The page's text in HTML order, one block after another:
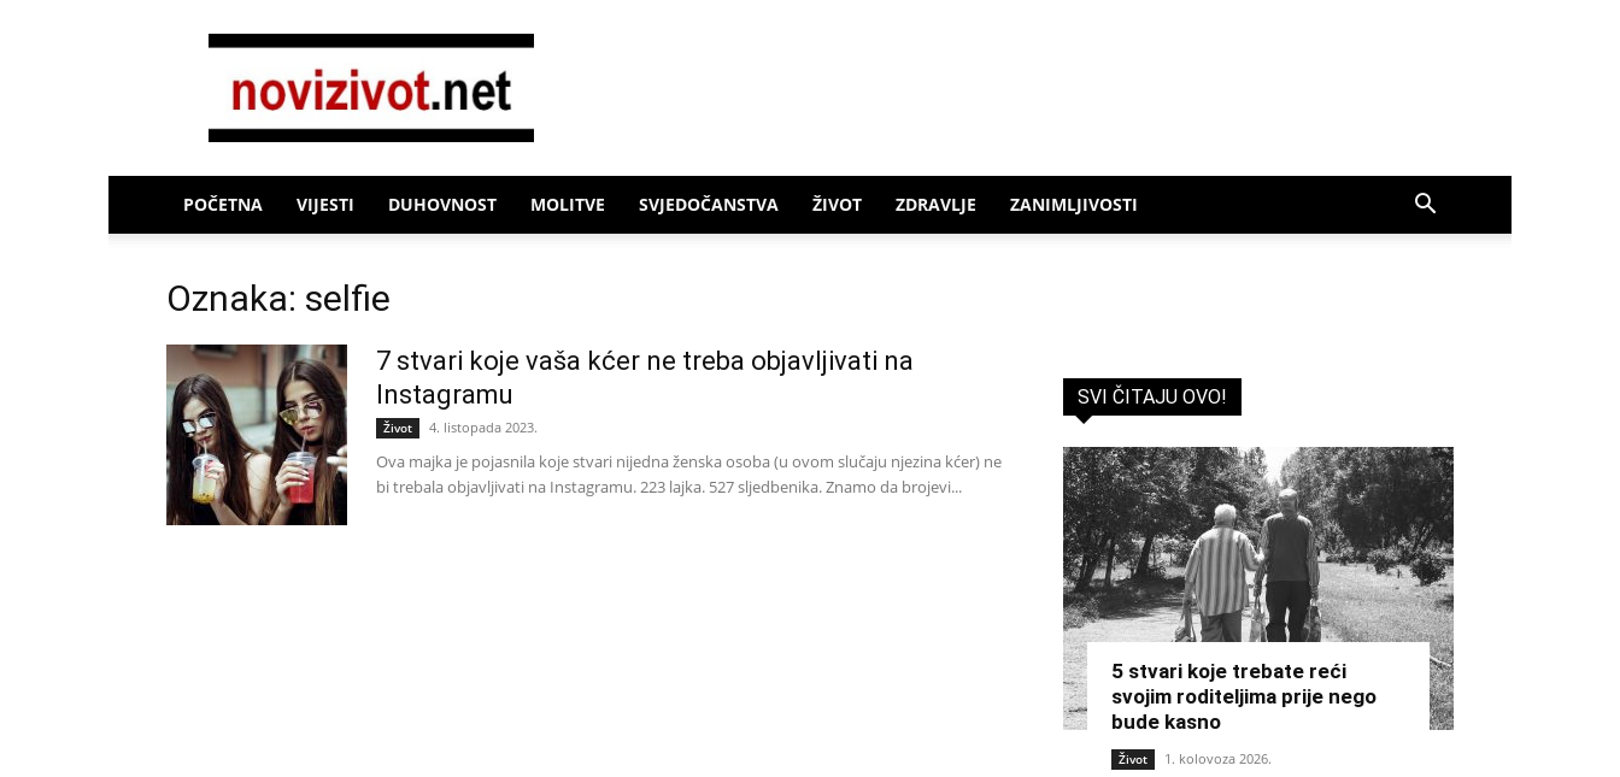
Novi
POČETNA VIJESTI DUHOVNOST MOLITVE SVJEDOČANSTVA ŽIVOT ZDRAVLJE ZANIMLJIVOSTI
Oznaka: selfie
7 stvari koje vaša kćer ne treba objavljivati na
Instagramu
Život 4. listopada 2023.
Ova majka je pojasnila koje stvari nijedna ženska osoba (u ovom slučaju njezina kćer) ne
bi trebala objavljivati na Instagramu. 223 lajka. 527 sljedbenika. Znamo da brojevi...
SVI ČITAJU OVO!
5 stvari koje trebate reći
svojim roditeljima prije nego
bude kasno
Život 1. kolovoza 2026.